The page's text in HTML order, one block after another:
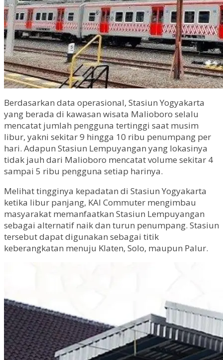
Berdasarkan data operasional, Stasiun Yogyakarta
yang berada di kawasan wisata Malioboro selalu
mencatat jumlah pengguna tertinggi saat musim
libur, yakni sekitar 9 hingga 10 ribu penumpang per
hari. Adapun Stasiun Lempuyangan yang lokasinya
tidak jauh dari Malioboro mencatat volume sekitar 4
sampai 5 ribu pengguna setiap harinya.
Melihat tingginya kepadatan di Stasiun Yogyakarta
ketika libur panjang, KAI Commuter mengimbau
masyarakat memanfaatkan Stasiun Lempuyangan
sebagai alternatif naik dan turun penumpang. Stasiun
tersebut dapat digunakan sebagai titik
keberangkatan menuju Klaten, Solo, maupun Palur.